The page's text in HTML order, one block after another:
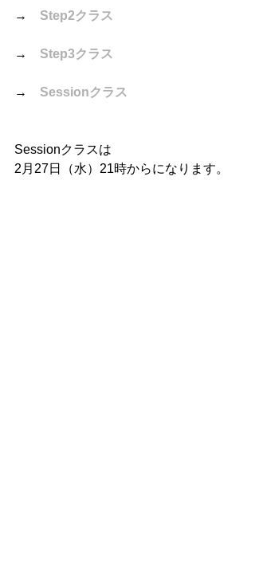
→ Step2クラス
→ Step3クラス
→ Sessionクラス
Sessionクラスは
2月27日（水）21時からになります。